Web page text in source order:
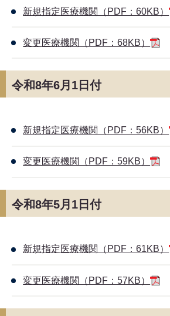
新規指定医療機関（PDF：60KB）
変更医療機関（PDF：68KB）
令和8年6月1日付
新規指定医療機関（PDF：56KB）
変更医療機関（PDF：59KB）
令和8年5月1日付
新規指定医療機関（PDF：61KB）
変更医療機関（PDF：57KB）